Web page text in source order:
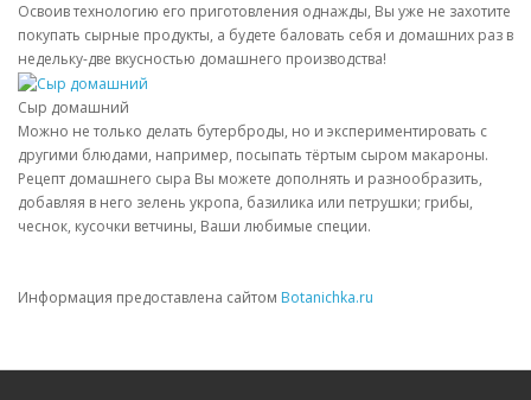
Освоив технологию его приготовления однажды, Вы уже не захотите
покупать сырные продукты, а будете баловать себя и домашних раз в
недельку-две вкусностью домашнего производства!
Сыр домашний
Можно не только делать бутерброды, но и экспериментировать с
другими блюдами, например, посыпать тёртым сыром макароны.
Рецепт домашнего сыра Вы можете дополнять и разнообразить,
добавляя в него зелень укропа, базилика или петрушки; грибы,
чеснок, кусочки ветчины, Ваши любимые специи.
Информация предоставлена сайтом Botanichka.ru